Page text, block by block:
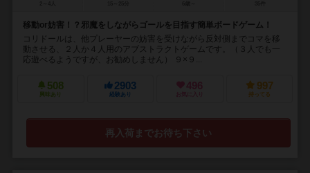
移動or妨害！？邪魔をしながらゴールを目指す簡単ボードゲーム！
コリドールは、他プレーヤーの妨害を受けながら反対側までコマを移
動させる、２人か４人用のアブストラクトゲームです。（３人でも一
応遊べるようですが、お勧めしません） ９×９...
508
興味あり
2903
経験あり
496
お気に入り
997
持ってる
再入荷までお待ち下さい